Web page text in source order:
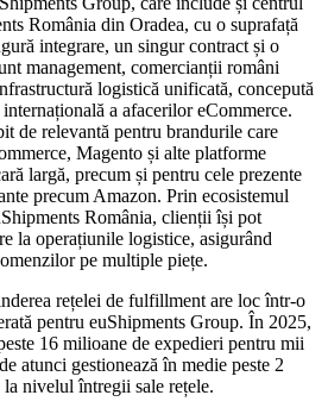
România din Oradea, cu o suprafață
integrare, un singur contract și o
management, comercianții români
logistică unificată, concepută
a afacerilor eCommerce.
de relevantă pentru brandurile care
Magento și alte platforme
largă, precum și pentru cele prezente
precum Amazon. Prin ecosistemul
România, clienții își pot
la operațiunile logistice, asigurând
pe multiple piețe.
rețelei de fulfillment are loc într-o
pentru euShipments Group. În 2025,
16 milioane de expedieri pentru mii
atunci gestionează în medie peste 2
nivelul întregii sale rețele.